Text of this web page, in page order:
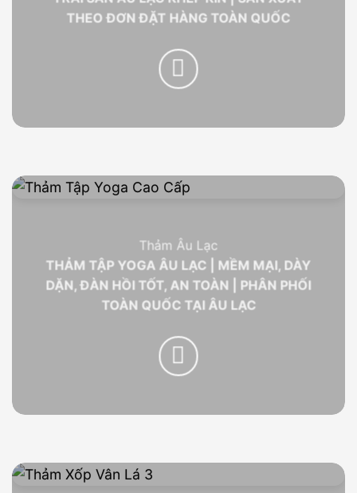
THEO ĐƠN ĐẶT HÀNG TOÀN QUỐC
Thảm Âu Lạc
THẢM TẬP YOGA ÂU LẠC | MỀM MẠI, DÀY
DẶN, ĐÀN HỒI TỐT, AN TOÀN | PHÂN PHỐI
TOÀN QUỐC TẠI ÂU LẠC